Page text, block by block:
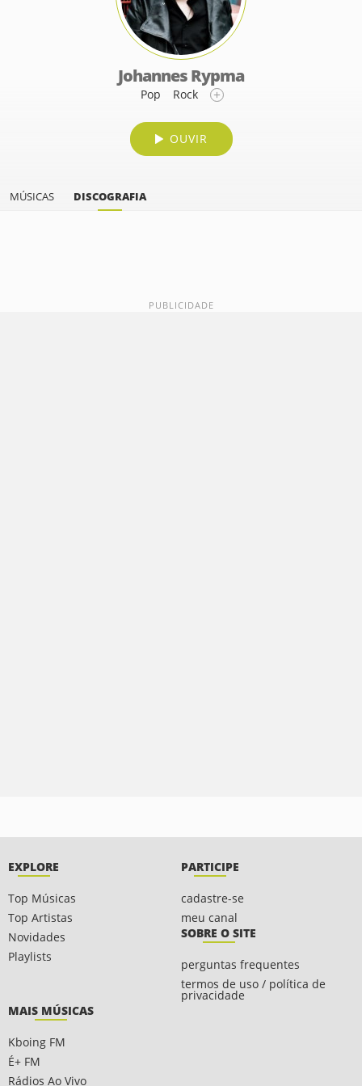
Johannes Rypma
Pop Rock
OUVIR
MÚSICAS DISCOGRAFIA
EXPLORE
Top Músicas
Top Artistas
Novidades
Playlists
PARTICIPE
cadastre-se
meu canal
SOBRE O SITE
perguntas frequentes
termos de uso / política de
privacidade
MAIS MÚSICAS
Kboing FM
É+ FM
Rádios Ao Vivo